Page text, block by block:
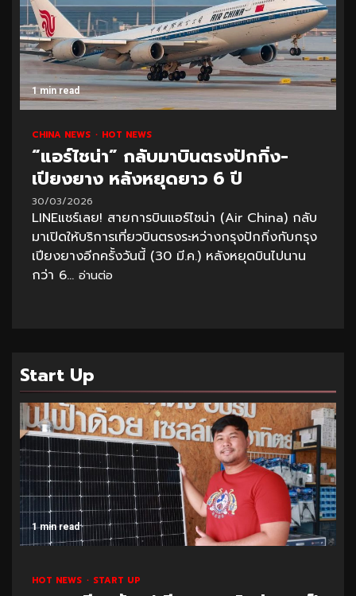
1 min read
CHINA NEWS HOT NEWS
“แอร์ไชน่า” กลับมาบินตรงปักกิ่ง-
เปียงยาง หลังหยุดยาว 6 ปี
30/03/2026
LINEแชร์เลย! สายการบินแอร์ไชน่า (Air China) กลับ
มาเปิดให้บริการเที่ยวบินตรงระหว่างกรุงปักกิ่งกับกรุง
เปียงยางอีกครั้งวันนี้ (30 มี.ค.) หลังหยุดบินไปนาน
กว่า 6... อ่านต่อ
Start Up
1 min read
HOT NEWS START UP